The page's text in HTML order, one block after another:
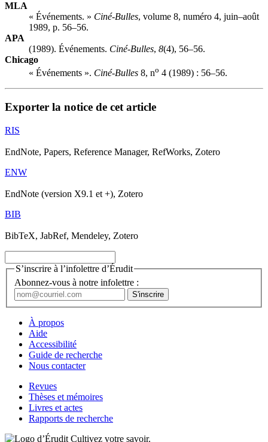
MLA
« Événements. » Ciné-Bulles, volume 8, numéro 4, juin–août
1989, p. 56–56.
APA
(1989). Événements. Ciné-Bulles, 8(4), 56–56.
Chicago
« Événements ». Ciné-Bulles 8, no 4 (1989) : 56–56.
Exporter la notice de cet article
RIS
EndNote, Papers, Reference Manager, RefWorks, Zotero
ENW
EndNote (version X9.1 et +), Zotero
BIB
BibTeX, JabRef, Mendeley, Zotero
S’inscrire à l’infolettre d’Érudit
Abonnez-vous à notre infolettre :
À propos
Aide
Accessibilité
Guide de recherche
Nous contacter
Revues
Thèses et mémoires
Livres et actes
Rapports de recherche
Cultivez votre savoir.